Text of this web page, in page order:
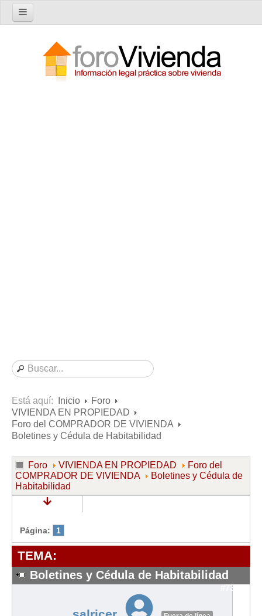
Nuevo tema
Contratos de Arrendamiento
De uso distinto al de vivienda
Otros contratos de Arrendamiento
Requerimientos y comunicaciones
Para contratos anteriores al 6 de junio de 2013
Para contratos de Renta Antigua
Formularios sobre Vivienda en Propiedad
Modelos de Contratos
Requerimientos y comunicaciones
Formularios sobre Propiedad Horizontal
Modelos de Convocatoria de Junta de Propietarios
Modelos de Acta de Junta de Propietarios
Está aquí: Inicio
Foro
VIVIENDA EN PROPIEDAD
Foro del COMPRADOR DE VIVIENDA
Boletines y Cédula de Habitabilidad
Foro VIVIENDA EN PROPIEDAD
Foro del
COMPRADOR DE VIVIENDA
Boletines y Cédula de
Habitabilidad
Página: 1
TEMA:
Boletines y Cédula de Habitabilidad
#7351